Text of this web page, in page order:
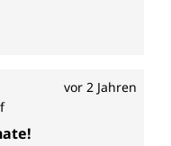
vor 2 Jahren
3 von 5 Sternen